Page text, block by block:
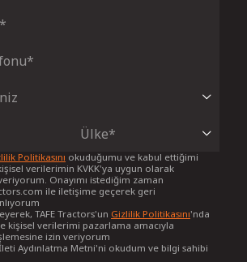
Politikasını okuduğumu ve kabul ettiğimi
verilerimin KVKK'ya uygun olarak
Onayımı istediğim zaman
ile iletişime geçerek geri
TAFE Tractors'un Gizlilik Politikasını'nda
kişisel verilerimi pazarlama amacıyla
izin veriyorum
Aydınlatma Metni'ni okudum ve bilgi sahibi